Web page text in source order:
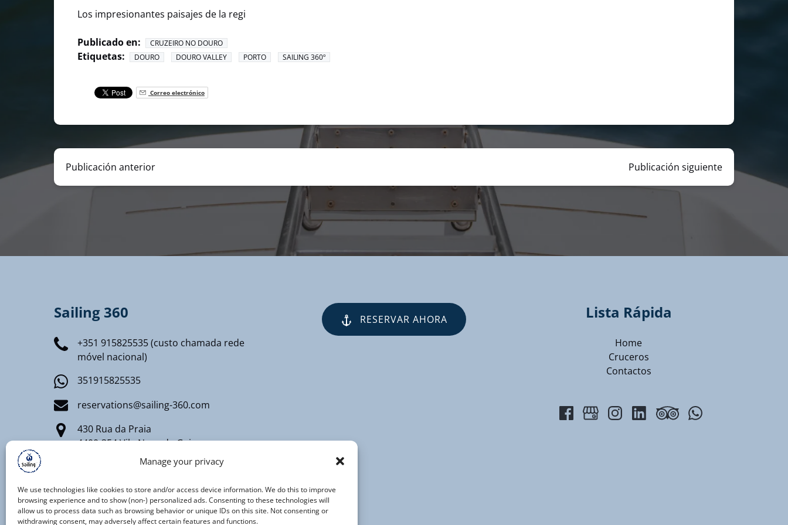
Manage your privacy
We use technologies like cookies to store and/or access device information. We do this to improve
browsing experience and to show (non-) personalized ads. Consenting to these technologies will
allow us to process data such as browsing behavior or unique IDs on this site. Not consenting or
withdrawing consent, may adversely affect certain features and functions.
Los impresionantes paisajes de la regi
Publicado en: CRUZEIRO NO DOURO
Etiquetas: DOURO DOURO VALLEY PORTO SAILING 360º
Correo electrónico
Publicación anterior Publicación siguiente
Sailing 360
+351 915825535 (custo chamada rede
móvel nacional)
351915825535
reservations@sailing-360.com
430 Rua da Praia
4400-354 Vila Nova de Gaia
Registro Nacional de Turismo
RNT AAT 91/2020
RESERVAR AHORA Lista Rápida
Home
Cruceros
Contactos